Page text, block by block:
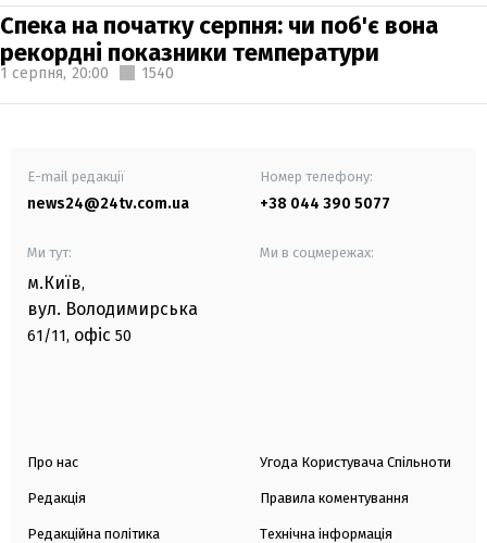
Спека на початку серпня: чи поб'є вона
рекордні показники температури
1 серпня, 20:00 1540
E-mail редакції
news24@24tv.com.ua
Номер телефону:
+38 044 390 5077
Ми тут:
м.Київ,
вул. Володимирська
61/11, офіс 50
Ми в соцмережах:
Про нас
Редакція
Редакційна політика
Угода Користувача Спільноти
Правила коментування
Технічна інформація